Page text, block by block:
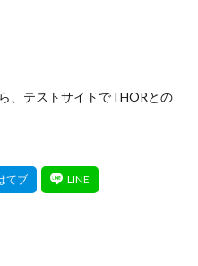
、テストサイトでTHORとの